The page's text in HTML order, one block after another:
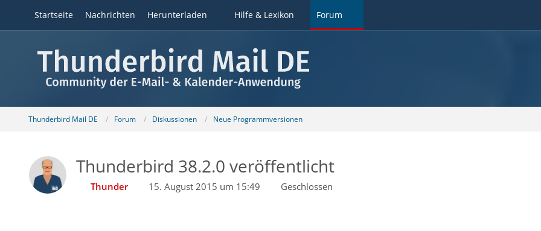
Startseite Nachrichten Herunterladen Hilfe & Lexikon Forum
Thunderbird Mail DE Forum Diskussionen Neue Programmversionen
Thunderbird 38.2.0 veröffentlicht
Thunder 15. August 2015 um 15:49 Geschlossen